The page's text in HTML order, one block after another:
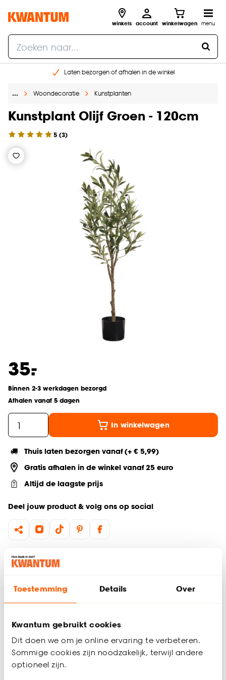
Toestemming Details Over
Kwantum gebruikt cookies
Dit doen we om je online ervaring te verbeteren.
Sommige cookies zijn noodzakelijk, terwijl andere
optioneel zijn.
winkels account winkelwagen menu
Laten bezorgen of afhalen in de winkel
Gratis raam advies en inmeten aan huis
… Woondecoratie Kunstplanten
Kunstplant Olijf Groen - 120cm
5 (3)
35.
-
Binnen 2-3 werkdagen bezorgd
Afhalen vanaf 5 dagen
In winkelwagen
Thuis laten bezorgen vanaf (+ € 5,99)
Gratis afhalen in de winkel vanaf 25 euro
Altijd de laagste prijs
Deel jouw product & volg ons op social
Productomschrijving
Direct een sfeervolle en groene touch in huis
Een stijlvolle Olijf kunstplant in fris groen met een hoogte van
realistische ontwerp oogt deze plant natuurlijk en heeft het
geen onderhoud nodig. Het frisse groen geeft warmte en
gezelligheid aan het interieur. Combineer de kunstplant met
een mooie bloempot voor binnen en creëer een tijdloze
blikvanger die jarenlang mooi blijft zonder extra zorg.
Productspecificaties